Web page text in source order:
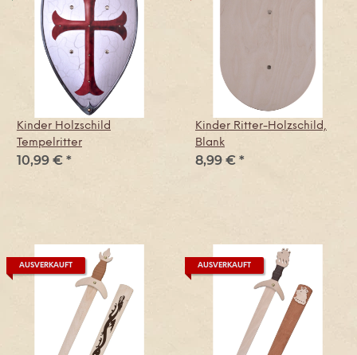
Kinder Holzschild
Tempelritter
10,99 € *
Kinder Ritter-Holzschild,
Blank
8,99 € *
AUSVERKAUFT AUSVERKAUFT